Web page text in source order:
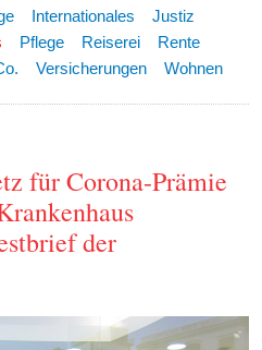
Internationales
Justiz
Pflege Reiserei
Rente
Versicherungen Wohnen
für Corona-Prämie
der